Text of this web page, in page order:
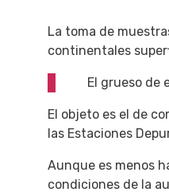
La toma de
continentales
El grueso de
El objeto es el de
las Estaciones
Aunque es menos
condiciones de la